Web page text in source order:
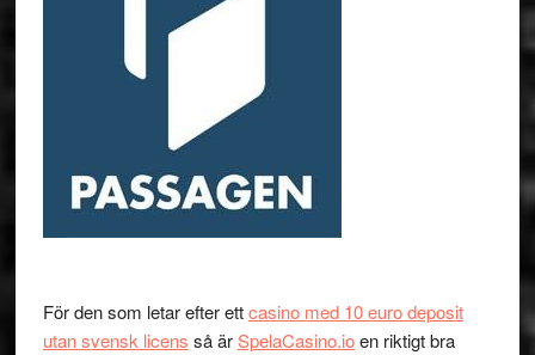
För den som letar efter ettcasino med 10 euro deposit
utan svensk licens så ärSpelaCasino.ioen riktigt bra